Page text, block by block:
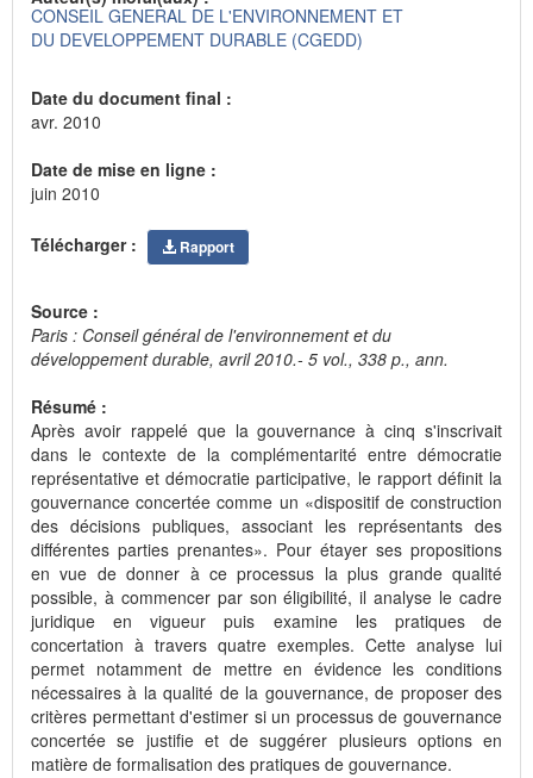
CONSEIL GENERAL DE L'ENVIRONNEMENT ET
DU DEVELOPPEMENT DURABLE (CGEDD)
Date du document final :
avr. 2010
Date de mise en ligne :
juin 2010
Télécharger : Rapport
Source :
Paris : Conseil général de l'environnement et du
développement durable, avril 2010.- 5 vol., 338 p., ann.
Résumé :
Après avoir rappelé que la gouvernance à cinq s'inscrivait
dans le contexte de la complémentarité entre démocratie
représentative et démocratie participative, le rapport définit la
gouvernance concertée comme un «dispositif de construction
des décisions publiques, associant les représentants des
différentes parties prenantes». Pour étayer ses propositions
en vue de donner à ce processus la plus grande qualité
possible, à commencer par son éligibilité, il analyse le cadre
juridique en vigueur puis examine les pratiques de
concertation à travers quatre exemples. Cette analyse lui
permet notamment de mettre en évidence les conditions
nécessaires à la qualité de la gouvernance, de proposer des
critères permettant d'estimer si un processus de gouvernance
concertée se justifie et de suggérer plusieurs options en
matière de formalisation des pratiques de gouvernance.